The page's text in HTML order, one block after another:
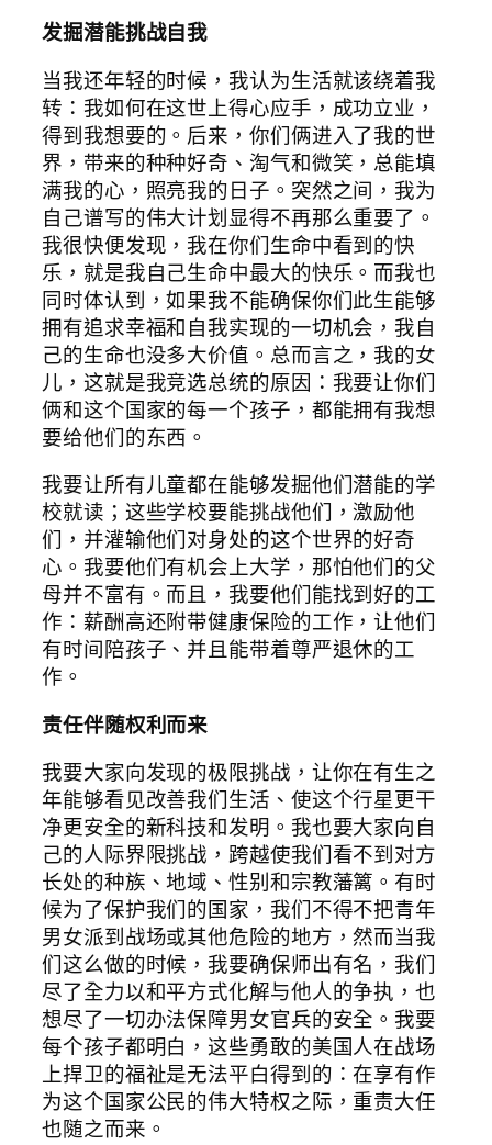
发掘潜能挑战自我
当我还年轻的时候，我认为生活就该绕着我
转：我如何在这世上得心应手，成功立业，
得到我想要的。后来，你们俩进入了我的世
界，带来的种种好奇、淘气和微笑，总能填
满我的心，照亮我的日子。突然之间，我为
自己谱写的伟大计划显得不再那么重要了。
我很快便发现，我在你们生命中看到的快
乐，就是我自己生命中最大的快乐。而我也
同时体认到，如果我不能确保你们此生能够
拥有追求幸福和自我实现的一切机会，我自
己的生命也没多大价值。总而言之，我的女
儿，这就是我竞选总统的原因：我要让你们
俩和这个国家的每一个孩子，都能拥有我想
要给他们的东西。
我要让所有儿童都在能够发掘他们潜能的学
校就读；这些学校要能挑战他们，激励他
们，并灌输他们对身处的这个世界的好奇
心。我要他们有机会上大学，那怕他们的父
母并不富有。而且，我要他们能找到好的工
作：薪酬高还附带健康保险的工作，让他们
有时间陪孩子、并且能带着尊严退休的工
作。
责任伴随权利而来
我要大家向发现的极限挑战，让你在有生之
年能够看见改善我们生活、使这个行星更干
净更安全的新科技和发明。我也要大家向自
己的人际界限挑战，跨越使我们看不到对方
长处的种族、地域、性别和宗教藩篱。有时
候为了保护我们的国家，我们不得不把青年
男女派到战场或其他危险的地方，然而当我
们这么做的时候，我要确保师出有名，我们
尽了全力以和平方式化解与他人的争执，也
想尽了一切办法保障男女官兵的安全。我要
每个孩子都明白，这些勇敢的美国人在战场
上捍卫的福祉是无法平白得到的：在享有作
为这个国家公民的伟大特权之际，重责大任
也随之而来。